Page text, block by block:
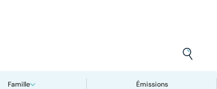
Famille Émissions